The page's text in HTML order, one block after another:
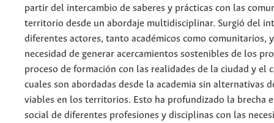
partir del intercambio de saberes y prácticas con las
territorio desde un abordaje multidisciplinar. Surgió del
diferentes actores, tanto académicos como comunitarios,
necesidad de generar acercamientos sostenibles de los
proceso de formación con las realidades de la ciudad y el
cuales son abordadas desde la academia sin alternativas
viables en los territorios. Esto ha profundizado la brecha
social de diferentes profesiones y disciplinas con las